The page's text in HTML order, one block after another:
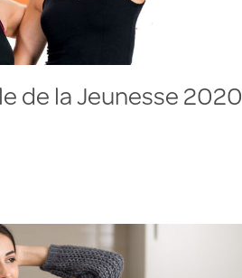
de la Jeunesse 2020